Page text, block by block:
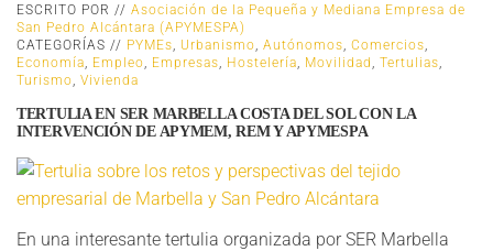
ESCRITO POR // Asociación de la Pequeña y Mediana Empresa de
San Pedro Alcántara (APYMESPA)
CATEGORÍAS // PYMEs Urbanismo Autónomos Comercios
Economía
Empleo Empresas Hostelería Movilidad Tertulias
Turismo Vivienda
TERTULIA EN SER MARBELLA COSTA DEL SOL CON LA
INTERVENCIÓN DE APYMEM, REM Y APYMESPA
En una interesante tertulia organizada por SER Marbella